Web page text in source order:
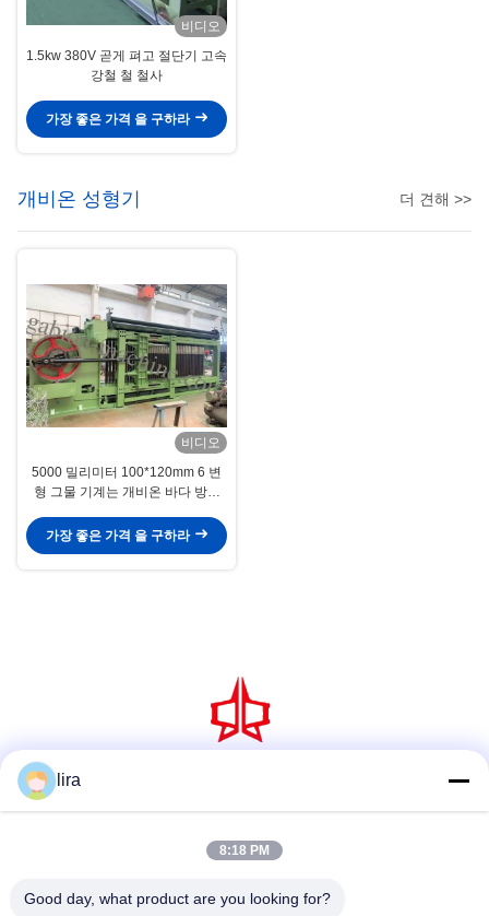
비디오
1.5kw 380V 곧게 펴고 절단기 고속
강철 철 철사
가장 좋은 가격 을 구하라
개비온 성형기 더 견해 >>
비디오
5000 밀리미터 100*120mm 6 변
형 그물 기계는 개비온 바다 방어
가장 좋은 가격 을 구하라
빠른 연락
lira
8:18 PM
Good day, what product are you looking for?